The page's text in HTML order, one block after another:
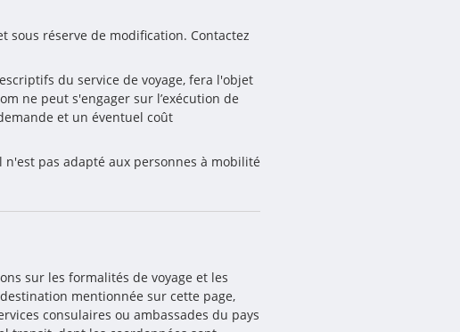
réserve de modification. Contactez
du service de voyage, fera l'objet
ne peut s'engager sur l’exécution de
et un éventuel coût
pas adapté aux personnes à mobilité
sur les formalités de voyage et les
mentionnée sur cette page,
consulaires ou ambassades du pays